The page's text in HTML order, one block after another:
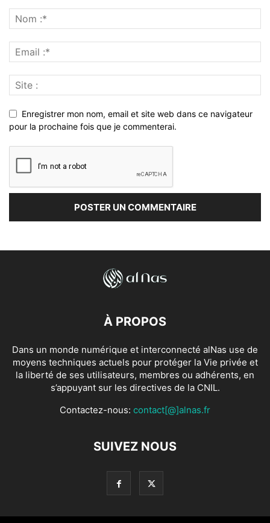
Enregistrer mon nom, email et site web dans ce navigateur
pour la prochaine fois que je commenterai.
À PROPOS
Dans un monde numérique et interconnecté alNas use de
moyens techniques actuels pour protéger la Vie privée et
la liberté de ses utilisateurs, membres ou adhérents, en
s’appuyant sur les directives de la CNIL.
Contactez-nous: contact[@]alnas.fr
SUIVEZ NOUS